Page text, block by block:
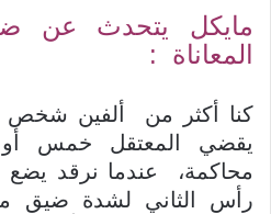
مايكل يتحدث عن
المعاناة :
كنا أكثر من ألفين
يقضي المعتقل خمس
محاكمة، عندما نرقد يضع
رأس الثاني لشدة ضيق